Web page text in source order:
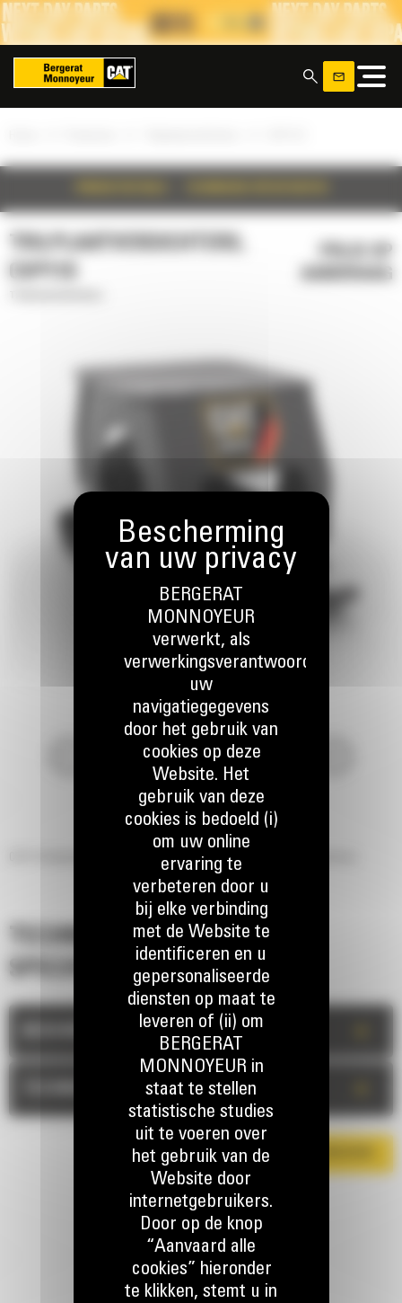
TRILPLAATVERDICHTERS,
CVP110
CVP110 trilplaatverdichter - voor middelgrote hydraulische graafmachines
TECHNISCHE
SPECIFICATIES
TECHNISCHE INFORMATIE
DOWNLOAD DE BROCHURE
Cookies beheer paneel
BERGERAT
MONNOYEUR
verwerkt, als
verwerkingsverantwoordelijke,
uw
navigatiegegevens
door het gebruik van
cookies op deze
Website. Het
gebruik van deze
cookies is bedoeld (i)
om uw online
ervaring te
verbeteren door u
bij elke verbinding
met de Website te
identificeren en u
gepersonaliseerde
diensten op maat te
leveren of (ii) om
BERGERAT
MONNOYEUR in
staat te stellen
statistische studies
uit te voeren over
het gebruik van de
Website door
internetgebruikers.
Door op de knop
“Aanvaard alle
cookies” hieronder
te klikken, stemt u in